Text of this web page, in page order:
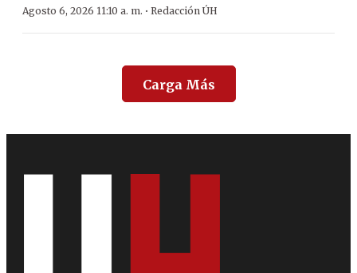
Agosto 6, 2026 11:10 a. m. · Redacción ÚH
Carga Más